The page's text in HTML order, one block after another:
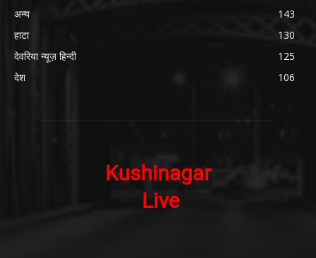
अन्य
143
हाटा
130
देवरिया न्यूज़ हिन्दी
125
देश
106